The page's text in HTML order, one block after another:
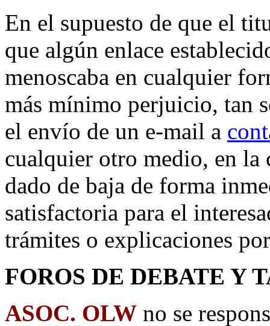
En el supuesto de que el
que algún enlace
menoscaba en cualquier
más mínimo perjuicio, tan
el envío de un e-mail a
cualquier otro medio, en la
dado de baja de forma
satisfactoria para el
trámites o explicaciones
FOROS DE DEBATE Y
ASOC. OLW no se